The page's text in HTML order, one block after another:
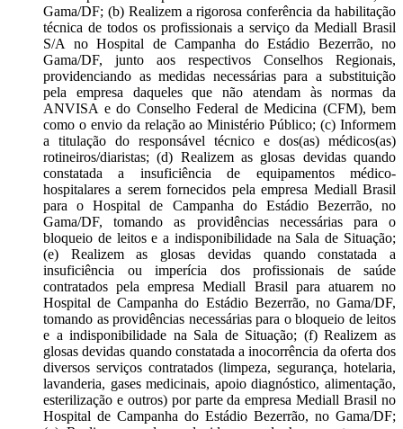
Gama/DF; (b) Realizem a rigorosa conferência da habilitação
técnica de todos os profissionais a serviço da Mediall Brasil
S/A no Hospital de Campanha do Estádio Bezerrão, no
Gama/DF, junto aos respectivos Conselhos Regionais,
providenciando as medidas necessárias para a substituição
pela empresa daqueles que não atendam às normas da
ANVISA e do Conselho Federal de Medicina (CFM), bem
como o envio da relação ao Ministério Público; (c) Informem
a titulação do responsável técnico e dos(as) médicos(as)
rotineiros/diaristas; (d) Realizem as glosas devidas quando
constatada a insuficiência de equipamentos médico-
hospitalares a serem fornecidos pela empresa Mediall Brasil
para o Hospital de Campanha do Estádio Bezerrão, no
Gama/DF, tomando as providências necessárias para o
bloqueio de leitos e a indisponibilidade na Sala de Situação;
(e) Realizem as glosas devidas quando constatada a
insuficiência ou imperícia dos profissionais de saúde
contratados pela empresa Mediall Brasil para atuarem no
Hospital de Campanha do Estádio Bezerrão, no Gama/DF,
tomando as providências necessárias para o bloqueio de leitos
e a indisponibilidade na Sala de Situação; (f) Realizem as
glosas devidas quando constatada a inocorrência da oferta dos
diversos serviços contratados (limpeza, segurança, hotelaria,
lavanderia, gases medicinais, apoio diagnóstico, alimentação,
esterilização e outros) por parte da empresa Mediall Brasil no
Hospital de Campanha do Estádio Bezerrão, no Gama/DF;